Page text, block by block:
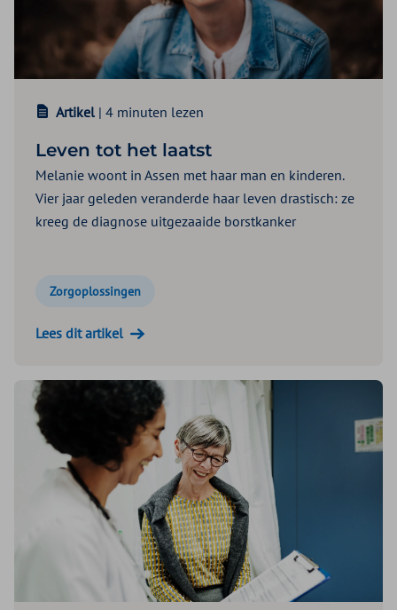
Artikel | 4 minuten lezen
Leven tot het laatst
Melanie woont in Assen met haar man en kinderen.
Vier jaar geleden veranderde haar leven drastisch: ze
kreeg de diagnose uitgezaaide borstkanker
Zorgoplossingen
Lees dit artikel